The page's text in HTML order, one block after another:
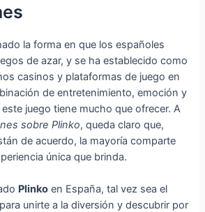
la forma en que los españoles
de azar, y se ha establecido como
casinos y plataformas de juego en
de entretenimiento, emoción y
juego tiene mucho que ofrecer. A
sobre Plinko, queda claro que,
de acuerdo, la mayoría comparte
única que brinda.
Plinko en España, tal vez sea el
unirte a la diversión y descubrir por